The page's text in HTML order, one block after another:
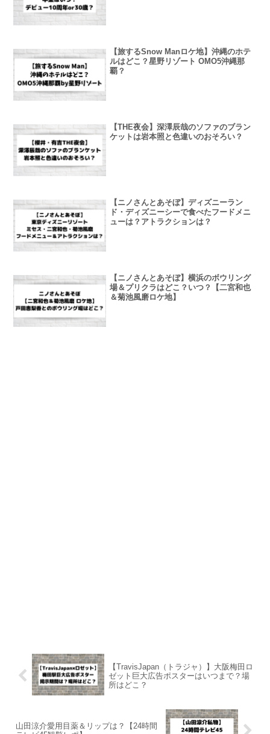
【旅するSnow Manロケ地】沖縄のホテ
ルはどこ？星野リゾート OMO5沖縄那
覇？
【THE夜会】深澤辰哉のソファのブラン
ケットは岩本照と色違いのおそろい？
【ニノさんとあそぼ】ディズニーラン
ド・ディズニーシーで食べたフードメニ
ューは？アトラクションは？
【ニノさんとあそぼ】横浜のボウリング
場＆プリクラはどこ？いつ？【二宮和也
＆菊池風磨ロケ地】
【TravisJapan（トラジャ）】大阪梅田ロ
ゼット巨大広告ポスターはいつまで？場
所はどこ？
山田涼介愛用目薬＆リップは？【24時間